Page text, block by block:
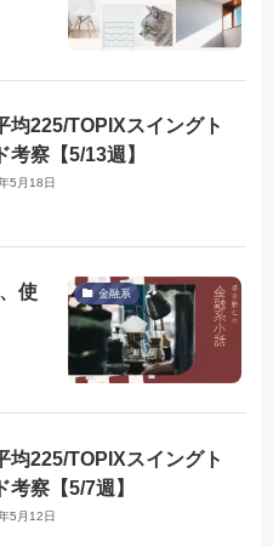
均225/TOPIXスイングト
考察【5/13週】
5月18日
金融系
使
均225/TOPIXスイングト
考察【5/7週】
5月12日